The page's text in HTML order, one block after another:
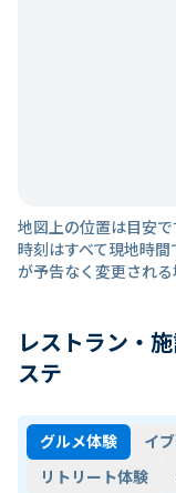
地図上の位置は目安で
時刻はすべて現地時
が予告なく変更される
レストラン・
ステ
グルメ体験
イ
リトリート体験